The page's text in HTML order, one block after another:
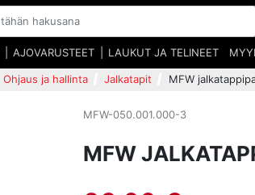
AJOVARUSTEET LAUKUT JA TELINEET
Ohjaus ja hallinta Jalkatapit MFW
MFW-050.001.000-3
MFW